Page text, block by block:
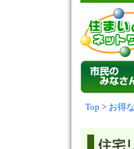
Top > お得